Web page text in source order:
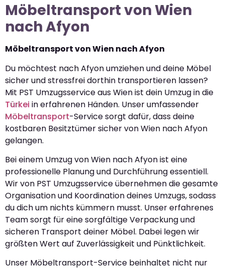
Möbeltransport von Wien
nach Afyon
Möbeltransport von Wien nach Afyon
Du möchtest nach Afyon umziehen und deine Möbel
sicher und stressfrei dorthin transportieren lassen?
Mit PST Umzugsservice aus Wien ist dein Umzug in die
Türkei in erfahrenen Händen. Unser umfassender
Möbeltransport-Service sorgt dafür, dass deine
kostbaren Besitztümer sicher von Wien nach Afyon
gelangen.
Bei einem Umzug von Wien nach Afyon ist eine
professionelle Planung und Durchführung essentiell.
Wir von PST Umzugsservice übernehmen die gesamte
Organisation und Koordination deines Umzugs, sodass
du dich um nichts kümmern musst. Unser erfahrenes
Team sorgt für eine sorgfältige Verpackung und
sicheren Transport deiner Möbel. Dabei legen wir
größten Wert auf Zuverlässigkeit und Pünktlichkeit.
Unser Möbeltransport-Service beinhaltet nicht nur